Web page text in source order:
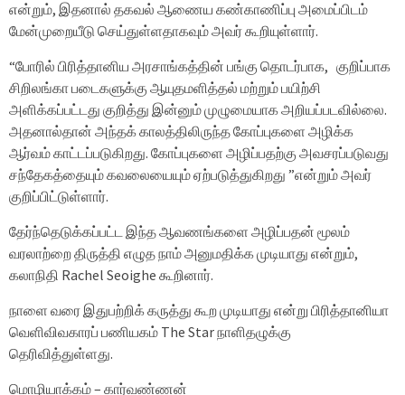
என்றும், இதனால் தகவல் ஆணைய கண்காணிப்பு அமைப்பிடம்
மேன்முறையீடு செய்துள்ளதாகவும் அவர் கூறியுள்ளார்.
“போரில் பிரித்தானிய அரசாங்கத்தின் பங்கு தொடர்பாக, குறிப்பாக
சிறிலங்கா படைகளுக்கு ஆயுதமளித்தல் மற்றும் பயிற்சி
அளிக்கப்பட்டது குறித்து இன்னும் முழுமையாக அறியப்படவில்லை.
அதனால்தான் அந்தக் காலத்திலிருந்த கோப்புகளை அழிக்க
ஆர்வம் காட்டப்படுகிறது. கோப்புகளை அழிப்பதற்கு அவசரப்படுவது
சந்தேகத்தையும் கவலையையும் ஏற்படுத்துகிறது ”என்றும் அவர்
குறிப்பிட்டுள்ளார்.
தேர்ந்தெடுக்கப்பட்ட இந்த ஆவணங்களை அழிப்பதன் மூலம்
வரலாற்றை திருத்தி எழுத நாம் அனுமதிக்க முடியாது என்றும்,
கலாநிதி Rachel Seoighe கூறினார்.
நாளை வரை இதுபற்றிக் கருத்து கூற முடியாது என்று பிரித்தானியா
வெளிவிவகாரப் பணியகம் The Star நாளிதழுக்கு
தெரிவித்துள்ளது.
மொழியாக்கம் – கார்வண்ணன்